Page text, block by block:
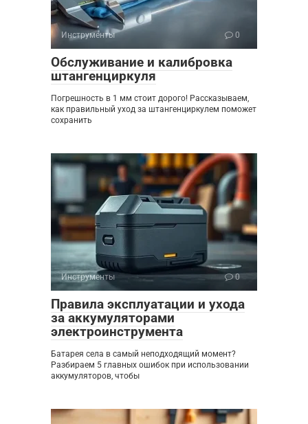
Инструменты 0
Обслуживание и калибровка
штангенциркуля
Погрешность в 1 мм стоит дорого! Рассказываем,
как правильный уход за штангенциркулем поможет
сохранить
Инструменты 0
Правила эксплуатации и ухода
за аккумуляторами
электроинструмента
Батарея села в самый неподходящий момент?
Разбираем 5 главных ошибок при использовании
аккумуляторов, чтобы